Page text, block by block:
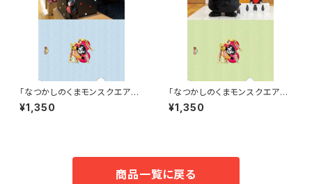
「なつかしのくまモンスクエア」
クリアファイルセットD
¥1,350
「なつかしのくまモンスクエア」
クリアファイルセットC
¥1,350
商品一覧に戻る